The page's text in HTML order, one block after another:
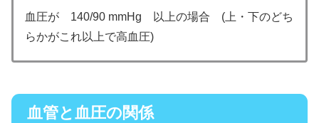
血圧が 140/90 mmHg 以上の場合 (上・下のどち
らかがこれ以上で高血圧)
血管と血圧の関係